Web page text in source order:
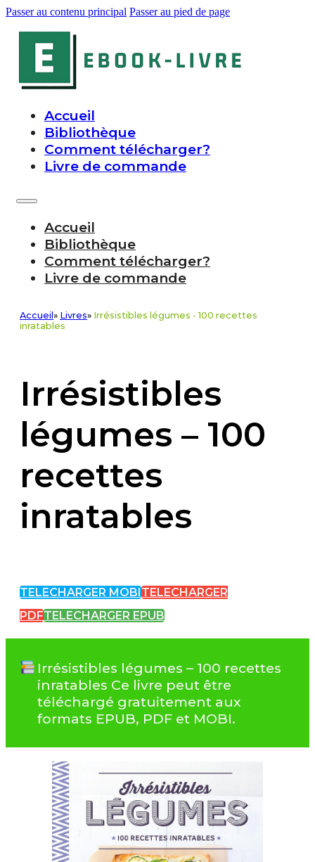
Passer au contenu principal Passer au pied de page
Accueil
Bibliothèque
Comment télécharger?
Livre de commande
Accueil
Bibliothèque
Comment télécharger?
Livre de commande
Accueil » Livres» Irrésistibles légumes - 100 recettes
inratables
Irrésistibles
légumes – 100
recettes
inratables
TELECHARGER MOBI TELECHARGER
PDFTELECHARGER EPUB
Irrésistibles légumes – 100 recettes
inratables Ce livre peut être
téléchargé gratuitement aux
formats EPUB, PDF et MOBI.